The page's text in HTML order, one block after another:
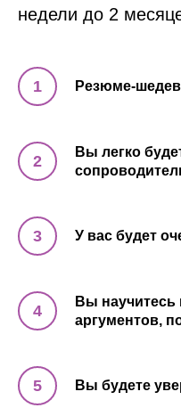
недели до 2
Резюме-
Вы легко
У вас будет
Вы научитесь
аргументов,
Вы будете